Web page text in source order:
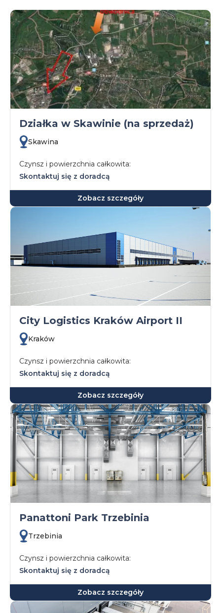
Działka w Skawinie (na sprzedaż)
Skawina
Czynsz i powierzchnia całkowita:
Skontaktuj się z doradcą
Zobacz szczegóły
City Logistics Kraków Airport II
Kraków
Czynsz i powierzchnia całkowita:
Skontaktuj się z doradcą
Zobacz szczegóły
Panattoni Park Trzebinia
Trzebinia
Czynsz i powierzchnia całkowita:
Skontaktuj się z doradcą
Zobacz szczegóły